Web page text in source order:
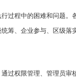
过程中的困难和问题
筹、企业参与、区级落
过权限管理、管理员